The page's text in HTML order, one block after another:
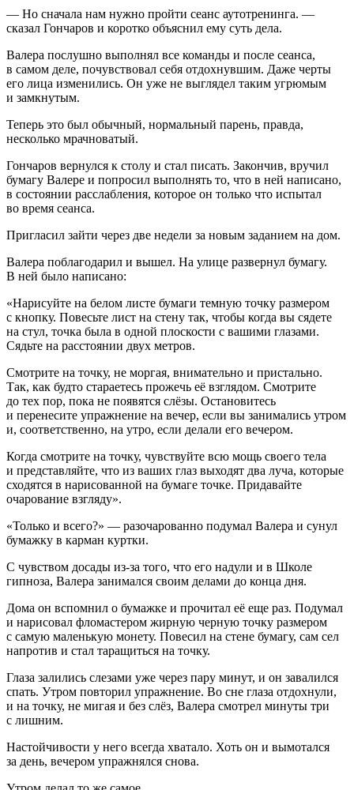
— Но сначала нам нужно пройти сеанс аутотренинга. —
сказал Гончаров и коротко объяснил ему суть дела.
Валера послушно выполнял все команды и после сеанса,
в самом деле, почувствовал себя отдохнувшим. Даже черты
его лица изменились. Он уже не выглядел таким угрюмым
и замкнутым.
Теперь это был обычный, нормальный парень, правда,
несколько мрачноватый.
Гончаров вернулся к столу и стал писать. Закончив, вручил
бумагу Валере и попросил выполнять то, что в ней написано,
в состоянии расслабления, которое он только что испытал
во время сеанса.
Пригласил зайти через две недели за новым заданием на дом.
Валера поблагодарил и вышел. На улице развернул бумагу.
В ней было написано:
«Нарисуйте на белом листе бумаги темную точку размером
с кнопку. Повесьте лист на стену так, чтобы когда вы сядете
на стул, точка была в одной плоскости с вашими глазами.
Сядьте на расстоянии двух метров.
Смотрите на точку, не моргая, внимательно и пристально.
Так, как будто стараетесь прожечь её взглядом. Смотрите
до тех пор, пока не появятся слёзы. Остановитесь
и перенесите упражнение на вечер, если вы занимались утром
и, соответственно, на утро, если делали его вечером.
Когда смотрите на точку, чувствуйте всю мощь своего тела
и представляйте, что из ваших глаз выходят два луча, которые
сходятся в нарисованной на бумаге точке. Придавайте
очарование взгляду».
«Только и всего?» — разочарованно подумал Валера и сунул
бумажку в карман куртки.
С чувством досады из-за того, что его надули и в Школе
гипноза, Валера занимался своим делами до конца дня.
Дома он вспомнил о бумажке и прочитал её еще раз. Подумал
и нарисовал фломастером жирную черную точку размером
с самую маленькую монету. Повесил на стене бумагу, сам сел
напротив и стал таращиться на точку.
Глаза залились слезами уже через пару минут, и он завалился
спать. Утром повторил упражнение. Во сне глаза отдохнули,
и на точку, не мигая и без слёз, Валера смотрел минуты три
с лишним.
Настойчивости у него всегда хватало. Хоть он и вымотался
за день, вечером упражнялся снова.